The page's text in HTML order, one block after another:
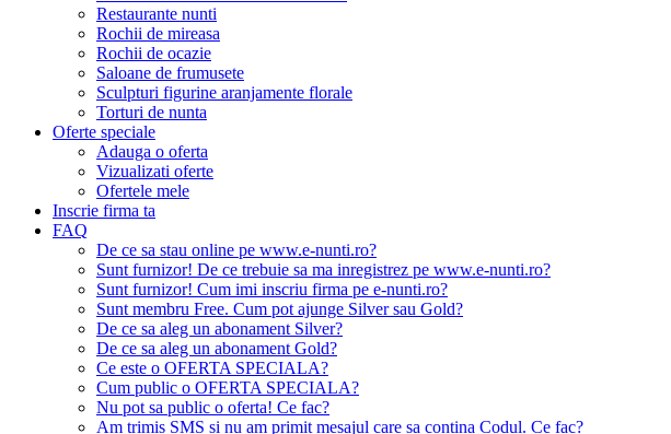
Restaurante nunti
Rochii de mireasa
Rochii de ocazie
Saloane de frumusete
Sculpturi figurine aranjamente florale
Torturi de nunta
Oferte speciale
Adauga o oferta
Vizualizati oferte
Ofertele mele
Inscrie firma ta
FAQ
De ce sa stau online pe www.e-nunti.ro?
Sunt furnizor! De ce trebuie sa ma inregistrez pe www.e-nunti.ro?
Sunt furnizor! Cum imi inscriu firma pe e-nunti.ro?
Sunt membru Free. Cum pot ajunge Silver sau Gold?
De ce sa aleg un abonament Silver?
De ce sa aleg un abonament Gold?
Ce este o OFERTA SPECIALA?
Cum public o OFERTA SPECIALA?
Nu pot sa public o oferta! Ce fac?
Am trimis SMS si nu am primit mesajul care sa contina Codul. Ce fac?